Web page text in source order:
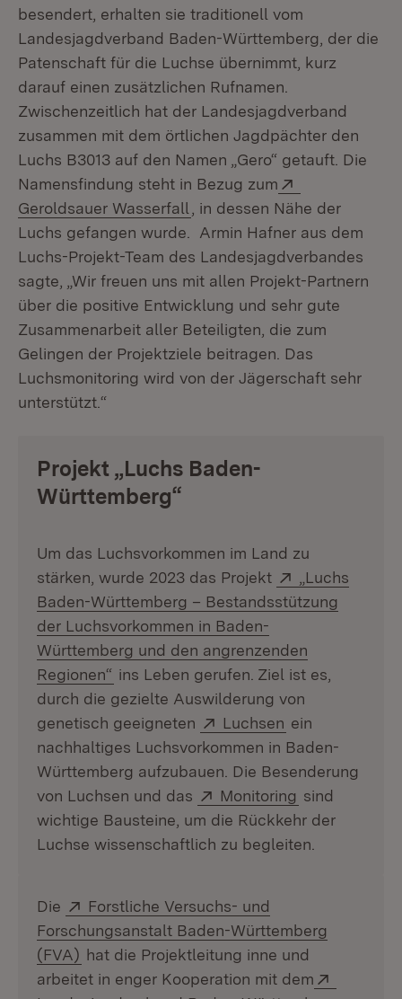
besendert, erhalten sie traditionell vom
Landesjagdverband Baden-Württemberg, der die
Patenschaft für die Luchse übernimmt, kurz
darauf einen zusätzlichen Rufnamen.
Zwischenzeitlich hat der Landesjagdverband
zusammen mit dem örtlichen Jagdpächter den
Luchs B3013 auf den Namen „Gero“ getauft. Die
Namensfindung steht in Bezug zum
Geroldsauer Wasserfall (Öffnet in neuem Fenster)
, in dessen Nähe der
Luchs gefangen wurde. Armin Hafner aus dem
Luchs-Projekt-Team des Landesjagdverbandes
sagte, „Wir freuen uns mit allen Projekt-Partnern
über die positive Entwicklung und sehr gute
Zusammenarbeit aller Beteiligten, die zum
Gelingen der Projektziele beitragen. Das
Luchsmonitoring wird von der Jägerschaft sehr
unterstützt.“
Projekt „Luchs Baden-
Württemberg“
Um das Luchsvorkommen im Land zu
stärken, wurde 2023 das Projekt
Extern:
„Luchs
Baden-Württemberg – Bestandsstützung
der Luchsvorkommen in Baden-
Württemberg und den angrenzenden
Regionen“ (Öffnet in neuem Fenster)
ins Leben gerufen. Ziel ist es,
durch die gezielte Auswilderung von
genetisch geeigneten
Extern:
Luchsen (Öffnet in
ein
nachhaltiges Luchsvorkommen in Baden-
Württemberg aufzubauen. Die Besenderung
von Luchsen und das
Extern:
Monitoring (Öffnet in
sind
wichtige Bausteine, um die Rückkehr der
Luchse wissenschaftlich zu begleiten.
Die Extern:
Forstliche Versuchs- und
Forschungsanstalt Baden-Württemberg
(FVA) (Öffnet in neuem Fenster)
hat die Projektleitung inne und
arbeitet in enger Kooperation mit dem